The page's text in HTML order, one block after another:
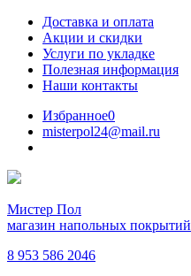
Доставка и оплата
Акции и скидки
Услуги по укладке
Полезная информация
Наши контакты
Избранное0
misterpol24@mail.ru
Мистер Пол
магазин напольных покрытий
8 953 586 2046